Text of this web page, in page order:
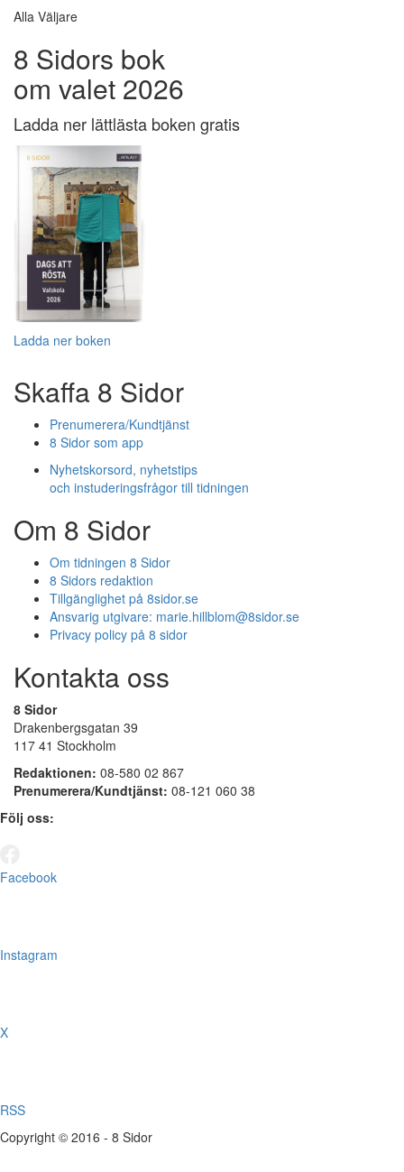
Alla Väljare
8 Sidors bok
om valet 2026
Ladda ner lättlästa boken gratis
Ladda ner boken
Skaffa 8 Sidor
Prenumerera/Kundtjänst
8 Sidor som app
Nyhetskorsord, nyhetstips
och instuderingsfrågor till tidningen
Om 8 Sidor
Om tidningen 8 Sidor
8 Sidors redaktion
Tillgänglighet på 8sidor.se
Ansvarig utgivare: marie.hillblom@8sidor.se
Privacy policy på 8 sidor
Kontakta oss
8 Sidor
Drakenbergsgatan 39
117 41 Stockholm
Redaktionen: 08-580 02 867
Prenumerera/Kundtjänst: 08-121 060 38
Följ oss:
Facebook
Instagram
X
RSS
Copyright © 2016 - 8 Sidor